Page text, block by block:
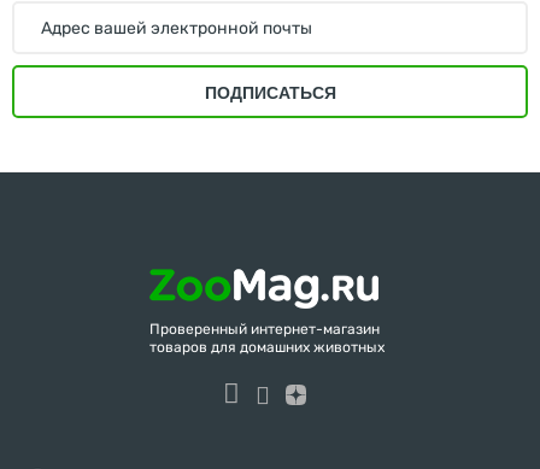
ПОДПИСАТЬСЯ
Проверенный интернет-магазин
товаров для домашних животных